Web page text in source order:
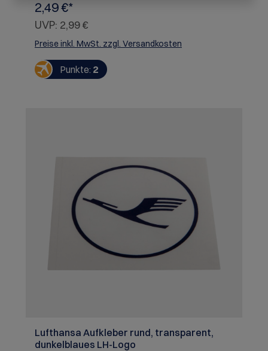
2,49 €*
UVP: 2,99 €
Preise inkl. MwSt. zzgl. Versandkosten
Punkte: 2
Lufthansa Aufkleber rund, transparent,
dunkelblaues LH-Logo